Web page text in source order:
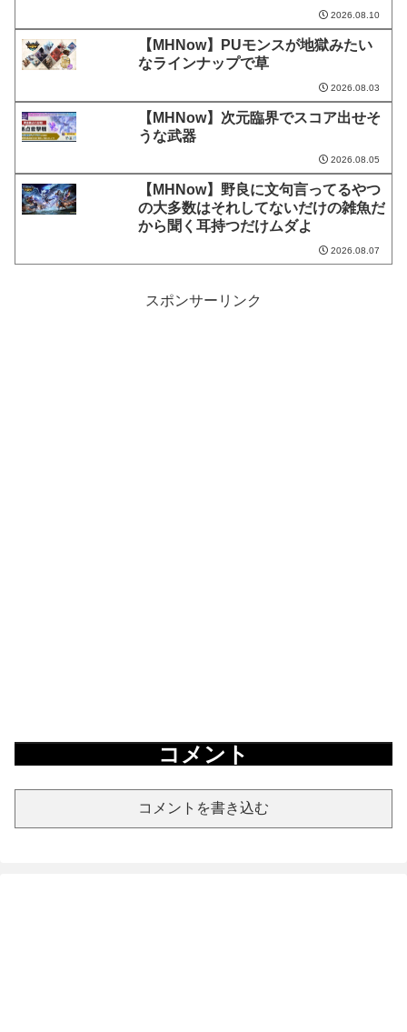
2026.08.10
【MHNow】PUモンスが地獄みたい
なラインナップで草
2026.08.03
【MHNow】次元臨界でスコア出せそ
うな武器
2026.08.05
【MHNow】野良に文句言ってるやつ
の大多数はそれしてないだけの雑魚だ
から聞く耳持つだけムダよ
2026.08.07
スポンサーリンク
コメント
コメントを書き込む